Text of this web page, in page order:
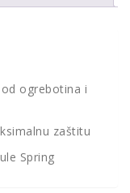
ogrebotina i
zaštitu
Spring